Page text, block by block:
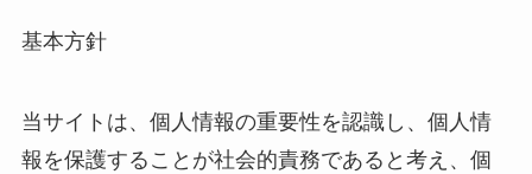
基本方針
当サイトは、個人情報の重要性を認識し、個人情
報を保護することが社会的責務であると考え、個